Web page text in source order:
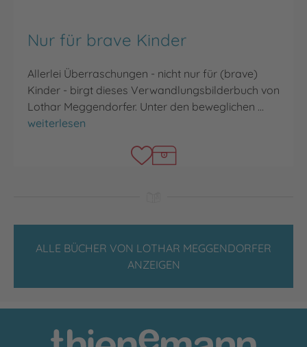
Nur für brave Kinder
Allerlei Überraschungen - nicht nur für (brave)
Kinder - birgt dieses Verwandlungsbilderbuch von
Lothar Meggendorfer. Unter den beweglichen …
Nur für brave Kinder
weiterlesen
ALLE BÜCHER VON LOTHAR MEGGENDORFER
ANZEIGEN